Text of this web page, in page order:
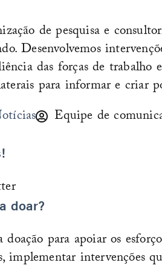
de pesquisa e
Desenvolvemos
das forças de
para informar e criar
Equipe de
doar?
para apoiar os
implementar intervenções